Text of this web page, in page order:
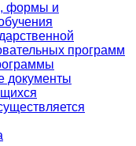
формы и
программ
документы